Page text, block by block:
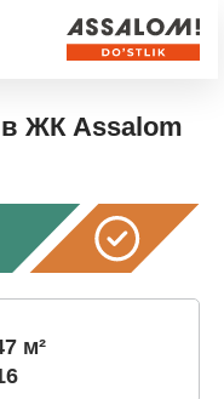
в ЖК Assalom
м²